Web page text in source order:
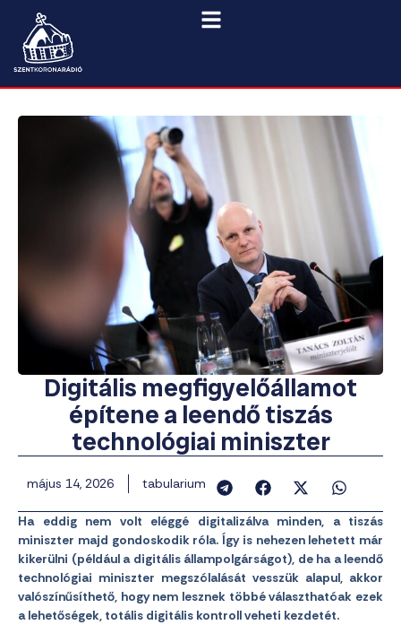
Digitális megfigyelőállamot
építene a leendő tiszás
technológiai miniszter
május 14, 2026 tabularium
Ha eddig nem volt eléggé digitalizálva minden, a tiszás
miniszter majd gondoskodik róla. Így is nehezen lehetett már
kikerülni (például a digitális állampolgárságot), de ha a leendő
technológiai miniszter megszólalását vesszük alapul, akkor
valószínűsíthető, hogy nem lesznek többé választhatóak ezek
a lehetőségek, totális digitális kontroll veheti kezdetét.